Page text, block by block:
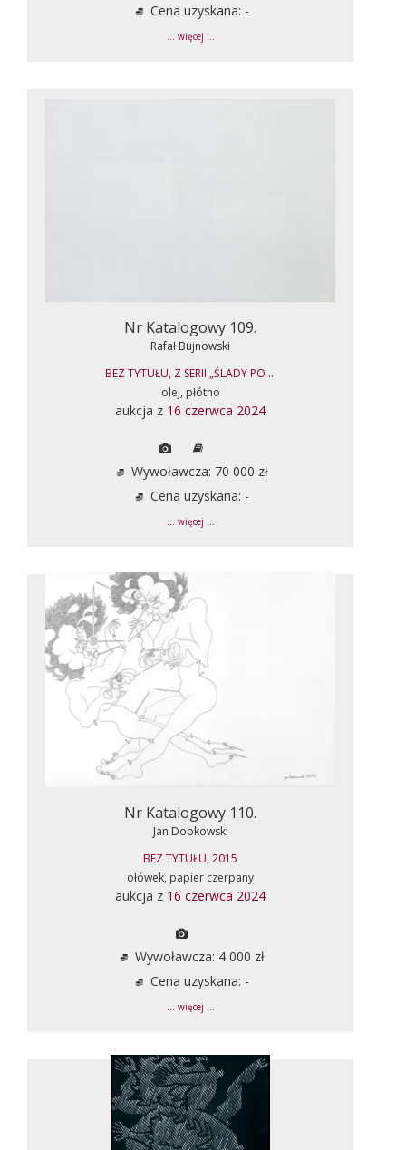
Cena uzyskana: -
... więcej ...
Nr Katalogowy 109.
Rafał Bujnowski
BEZ TYTUŁU, Z SERII „ŚLADY PO ...
olej, płótno
aukcja z 16 czerwca 2024
Wywoławcza: 70 000 zł
Cena uzyskana: -
... więcej ...
Nr Katalogowy 110.
Jan Dobkowski
BEZ TYTUŁU, 2015
ołówek, papier czerpany
aukcja z 16 czerwca 2024
Wywoławcza: 4 000 zł
Cena uzyskana: -
... więcej ...